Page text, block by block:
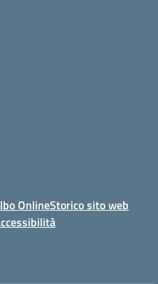
OnlineStorico sito web